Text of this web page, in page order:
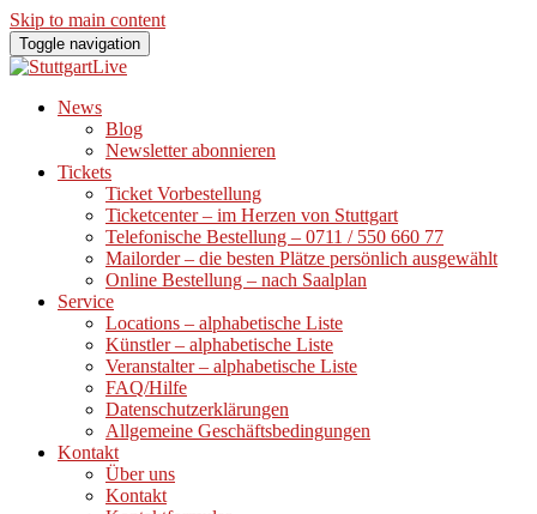
Skip to main content
Toggle navigation
News
Blog
Newsletter abonnieren
Tickets
Ticket Vorbestellung
Ticketcenter – im Herzen von Stuttgart
Telefonische Bestellung – 0711 / 550 660 77
Mailorder – die besten Plätze persönlich ausgewählt
Online Bestellung – nach Saalplan
Service
Locations – alphabetische Liste
Künstler – alphabetische Liste
Veranstalter – alphabetische Liste
FAQ/Hilfe
Datenschutzerklärungen
Allgemeine Geschäftsbedingungen
Kontakt
Über uns
Kontakt